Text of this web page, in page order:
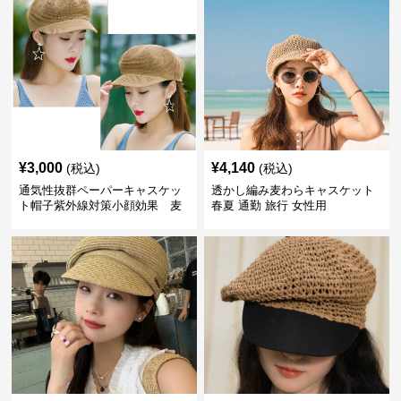
¥3,000 (税込)
通気性抜群ペーパーキャスケッ
ト帽子紫外線対策小顔効果 麦
¥4,140 (税込)
透かし編み麦わらキャスケット
春夏 通勤 旅行 女性用